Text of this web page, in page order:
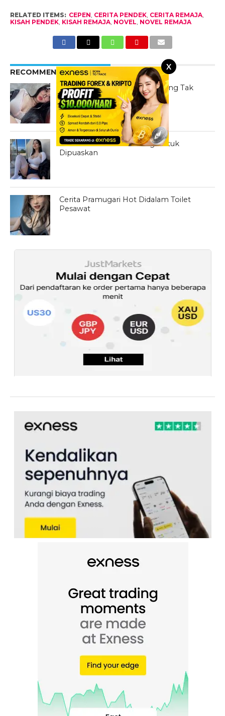
X
RELATED ITEMS: CEPEN, CERITA PENDEK, CERITA REMAJA,
KISAH PENDEK, KISAH REMAJA, NOVEL, NOVEL REMAJA
RECOMMENDED FOR YOU
Kisah Mengikuti Rasa Birahi yang Tak
Terkendali
Cerita Prank Minta Tolong Untuk
Dipuaskan
Cerita Pramugari Hot Didalam Toilet
Pesawat